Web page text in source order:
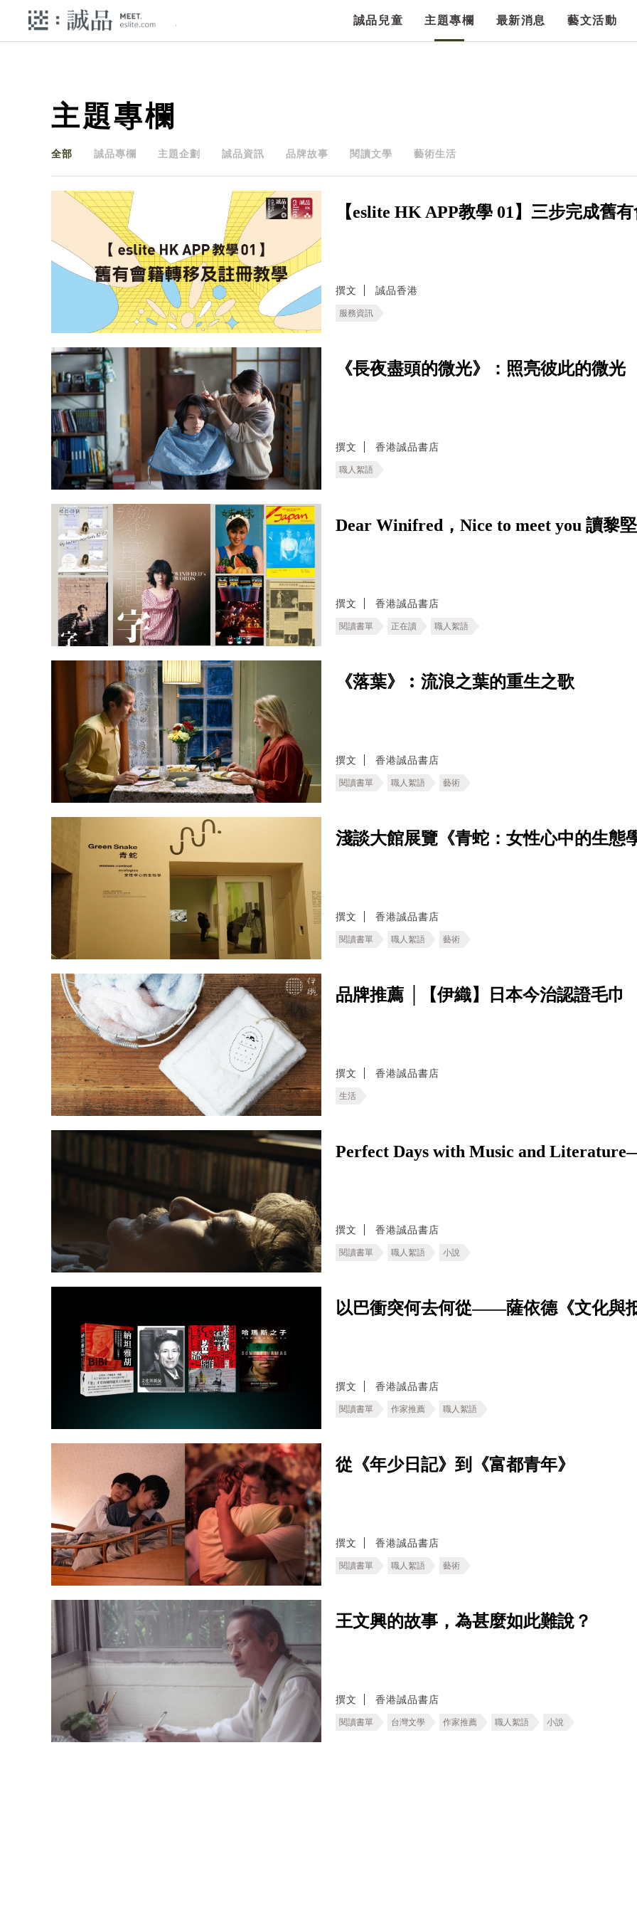
誠品兒童 主題專欄 最新消息 藝文活動
主題專欄
全部 誠品專欄 主題企劃 誠品資訊 品牌故事 閱讀文學 藝術生活
【eslite HK APP教學 01】三步完成舊
撰文 誠品香港
服務資訊
《長夜盡頭的微光》：照亮彼此的微光
撰文 香港誠品書店
職人絮語
Dear Winifred，Nice to meet you 讀黎
撰文 香港誠品書店
閱讀書單 正在讀 職人絮語
《落葉》︰流浪之葉的重生之歌
撰文 香港誠品書店
閱讀書單 職人絮語 藝術
淺談大館展覽《青蛇：女性心中的生態
撰文 香港誠品書店
閱讀書單 職人絮語 藝術
品牌推薦 │【伊織】日本今治認證毛巾
撰文 香港誠品書店
生活
Perfect Days with Music and
撰文 香港誠品書店
閱讀書單 職人絮語 小說
以巴衝突何去何從——薩依德《文化與
撰文 香港誠品書店
閱讀書單 作家推薦 職人絮語
從《年少日記》到《富都青年》
撰文 香港誠品書店
閱讀書單 職人絮語 藝術
王文興的故事，為甚麼如此難說？
撰文 香港誠品書店
閱讀書單 台灣文學 作家推薦 職人絮語 小說